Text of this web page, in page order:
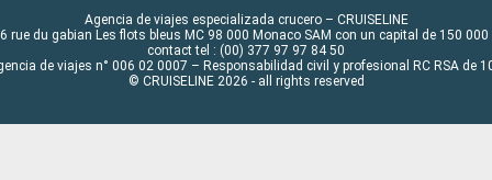
Agencia de viajes especializada crucero – CRUISELINE
rue du gabian Les flots bleus MC 98 000 Monaco SAM con un capital de 150 000
contact tel : (00) 377 97 97 84 50
de viajes n° 006 02 0007 – Responsabilidad civil y profesional RC RSA de
© CRUISELINE 2026 - all rights reserved